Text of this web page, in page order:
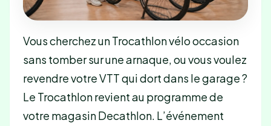
Vous cherchez un Trocathlon vélo occasion
sans tomber sur une arnaque, ou vous voulez
revendre votre VTT qui dort dans le garage ?
Le Trocathlon revient au programme de
votre magasin Decathlon. L’événement